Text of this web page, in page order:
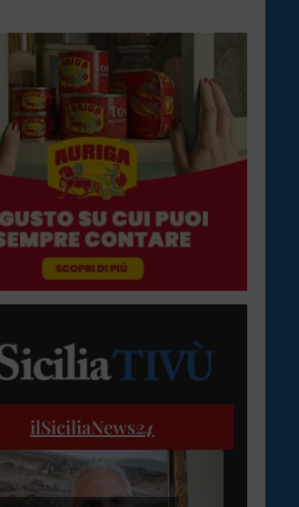
ilSiciliaNews24